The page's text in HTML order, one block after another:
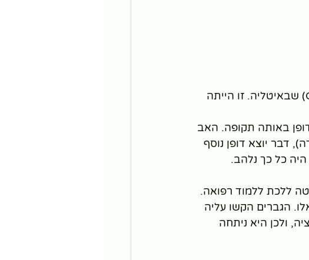
מריה מונטסורי נולדה ב- 31 באוגוסט 1970 בצ'ייארוואלה( Chiaravalle) שבאיטליה. זו הייתה
בגילאי 0-6, וזה היה די יוצא דופן באותה תקופה. האב
דבר יוצא דופן נוסף
כל כך נלהב.
ללכת ללמוד רפואה.
הגברים הקשו עליה
ולכן היא ניתחה